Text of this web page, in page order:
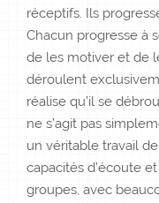
réceptifs. Ils
Chacun progresse à
de les motiver et de
déroulent
réalise qu’il se
ne s’agit pas
un véritable travail
capacités d’écoute
groupes, avec